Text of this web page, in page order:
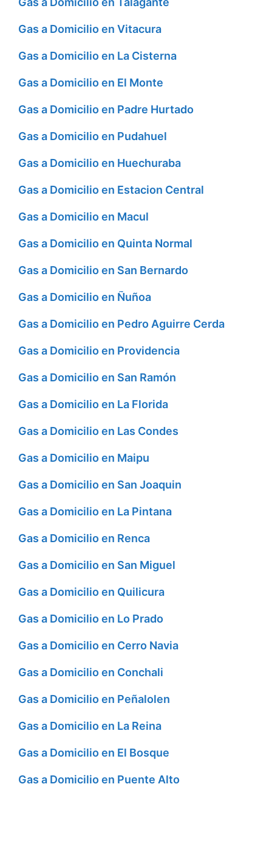
Gas a Domicilio en Vitacura
Gas a Domicilio en La Cisterna
Gas a Domicilio en El Monte
Gas a Domicilio en Padre Hurtado
Gas a Domicilio en Pudahuel
Gas a Domicilio en Huechuraba
Gas a Domicilio en Estacion Central
Gas a Domicilio en Macul
Gas a Domicilio en Quinta Normal
Gas a Domicilio en San Bernardo
Gas a Domicilio en Ñuñoa
Gas a Domicilio en Pedro Aguirre Cerda
Gas a Domicilio en Providencia
Gas a Domicilio en San Ramón
Gas a Domicilio en La Florida
Gas a Domicilio en Las Condes
Gas a Domicilio en Maipu
Gas a Domicilio en San Joaquin
Gas a Domicilio en La Pintana
Gas a Domicilio en Renca
Gas a Domicilio en San Miguel
Gas a Domicilio en Quilicura
Gas a Domicilio en Lo Prado
Gas a Domicilio en Cerro Navia
Gas a Domicilio en Conchali
Gas a Domicilio en Peñalolen
Gas a Domicilio en La Reina
Gas a Domicilio en El Bosque
Gas a Domicilio en Puente Alto